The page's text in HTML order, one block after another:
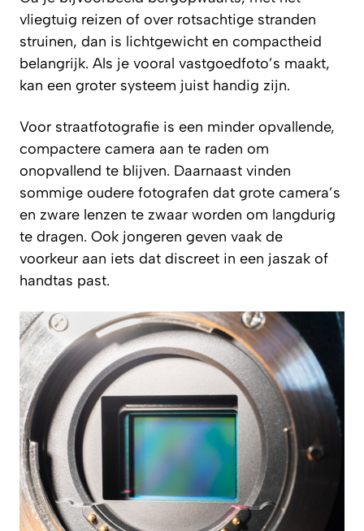
vliegtuig reizen of over rotsachtige stranden
struinen, dan is lichtgewicht en compactheid
belangrijk. Als je vooral vastgoedfoto’s maakt,
kan een groter systeem juist handig zijn.
Voor straatfotografie is een minder opvallende,
compactere camera aan te raden om
onopvallend te blijven. Daarnaast vinden
sommige oudere fotografen dat grote camera’s
en zware lenzen te zwaar worden om langdurig
te dragen. Ook jongeren geven vaak de
voorkeur aan iets dat discreet in een jaszak of
handtas past.